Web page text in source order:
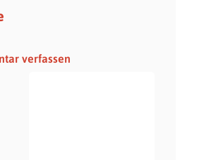
verfassen